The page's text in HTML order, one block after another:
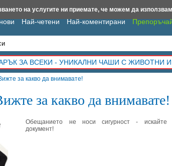
за какво да внимавате!
за какво да внимавате!
Обещанието не носи сигурност - искайте
документ!
Най-четени Най-коментирани
ЗА ВСЕКИ - УНИКАЛНИ ЧАШИ С ЖИВОТНИ
на услугите ни приемате, че можем да